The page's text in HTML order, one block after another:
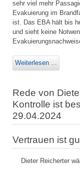
sehr viel mehr
Evakuierung im
ist. Das EBA hält bis
und sieht keine
Weiterlesen ...
Rede von
Kontrolle ist
29.04.2024
Vertrauen ist
Dieter Reicherter